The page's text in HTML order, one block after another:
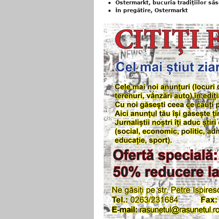
Ostermarkt, bucuria tradiţiilor
În pregătire, Ostermarkt